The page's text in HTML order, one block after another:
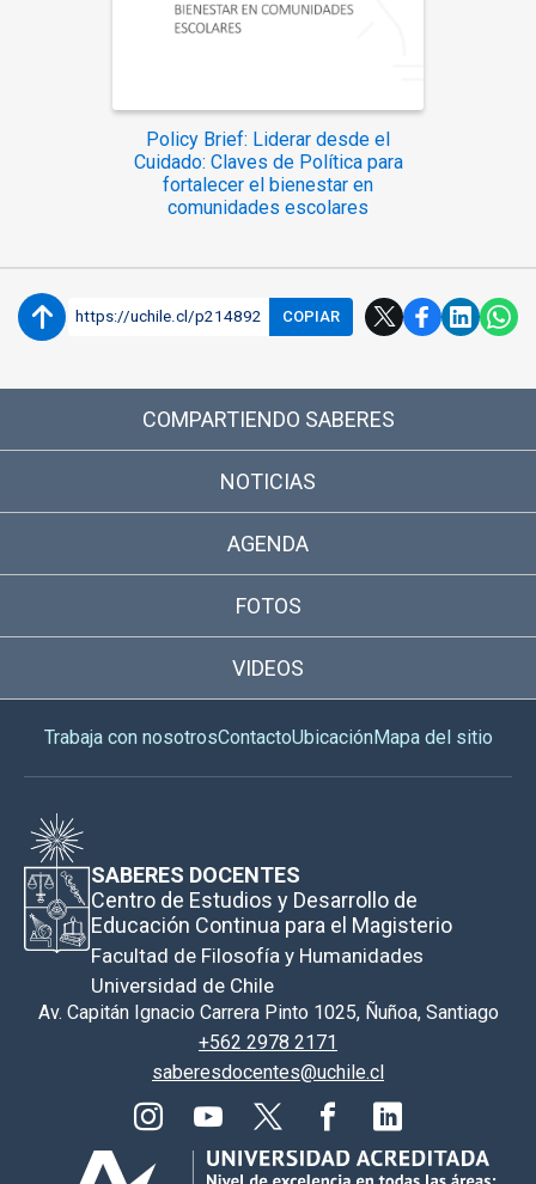
Policy Brief: Liderar desde el
Cuidado: Claves de Política para
fortalecer el bienestar en
comunidades escolares
https://uchile.cl/p214892 COPIAR
COMPARTIENDO SABERES
NOTICIAS
AGENDA
FOTOS
VIDEOS
Trabaja con nosotrosContactoUbicaciónMapa del sitio
SABERES DOCENTES
Centro de Estudios y Desarrollo de
Educación Continua para el Magisterio
Facultad de Filosofía y Humanidades
Universidad de Chile
Av. Capitán Ignacio Carrera Pinto 1025, Ñuñoa, Santiago
+562 2978 2171
saberesdocentes@uchile.cl